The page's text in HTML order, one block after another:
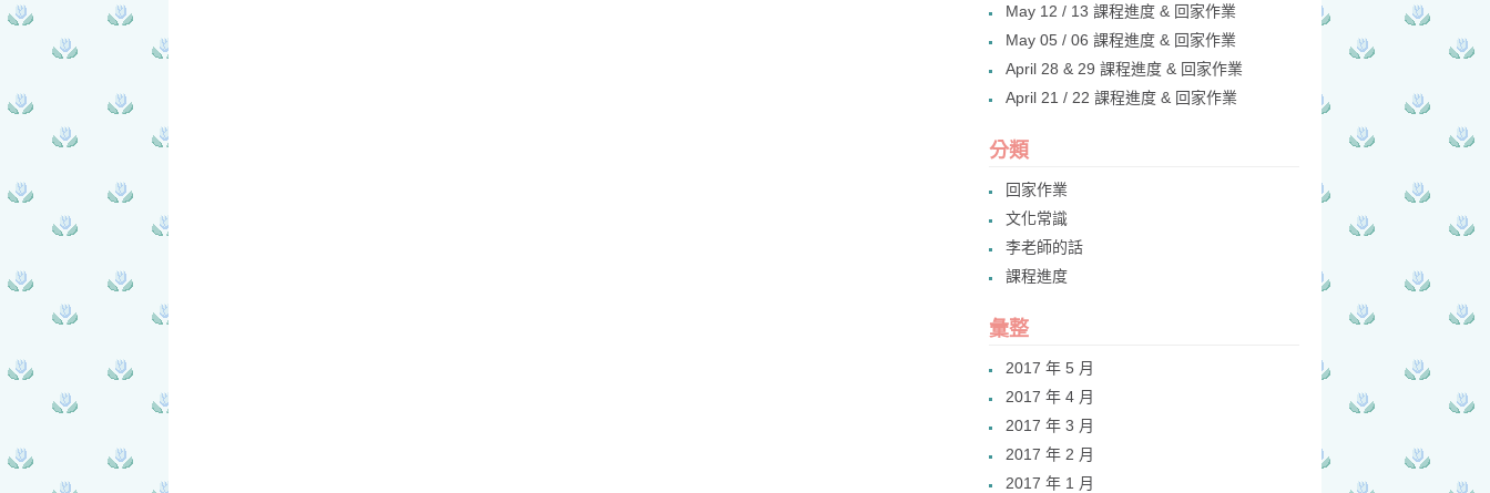
May 12 / 13 課程進度 & 回家作業
May 05 / 06 課程進度 & 回家作業
April 28 & 29 課程進度 & 回家作業
April 21 / 22 課程進度 & 回家作業
分類
回家作業
文化常識
李老師的話
課程進度
彙整
2017 年 5 月
2017 年 4 月
2017 年 3 月
2017 年 2 月
2017 年 1 月